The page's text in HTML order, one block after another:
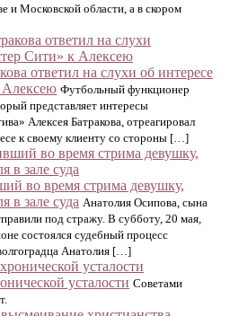
и Московской области, а в скором
ответил на слухи об интересе
Алексею Футбольный функционер
представляет интересы
Алексея Батракова, отреагировал
к своему клиенту со стороны […]
во время стрима девушку,
в зале суда Анатолия Осипова, сына
под стражу. В субботу, 20 мая,
состоялся судебный процесс
Анатолия […]
усталости Советами